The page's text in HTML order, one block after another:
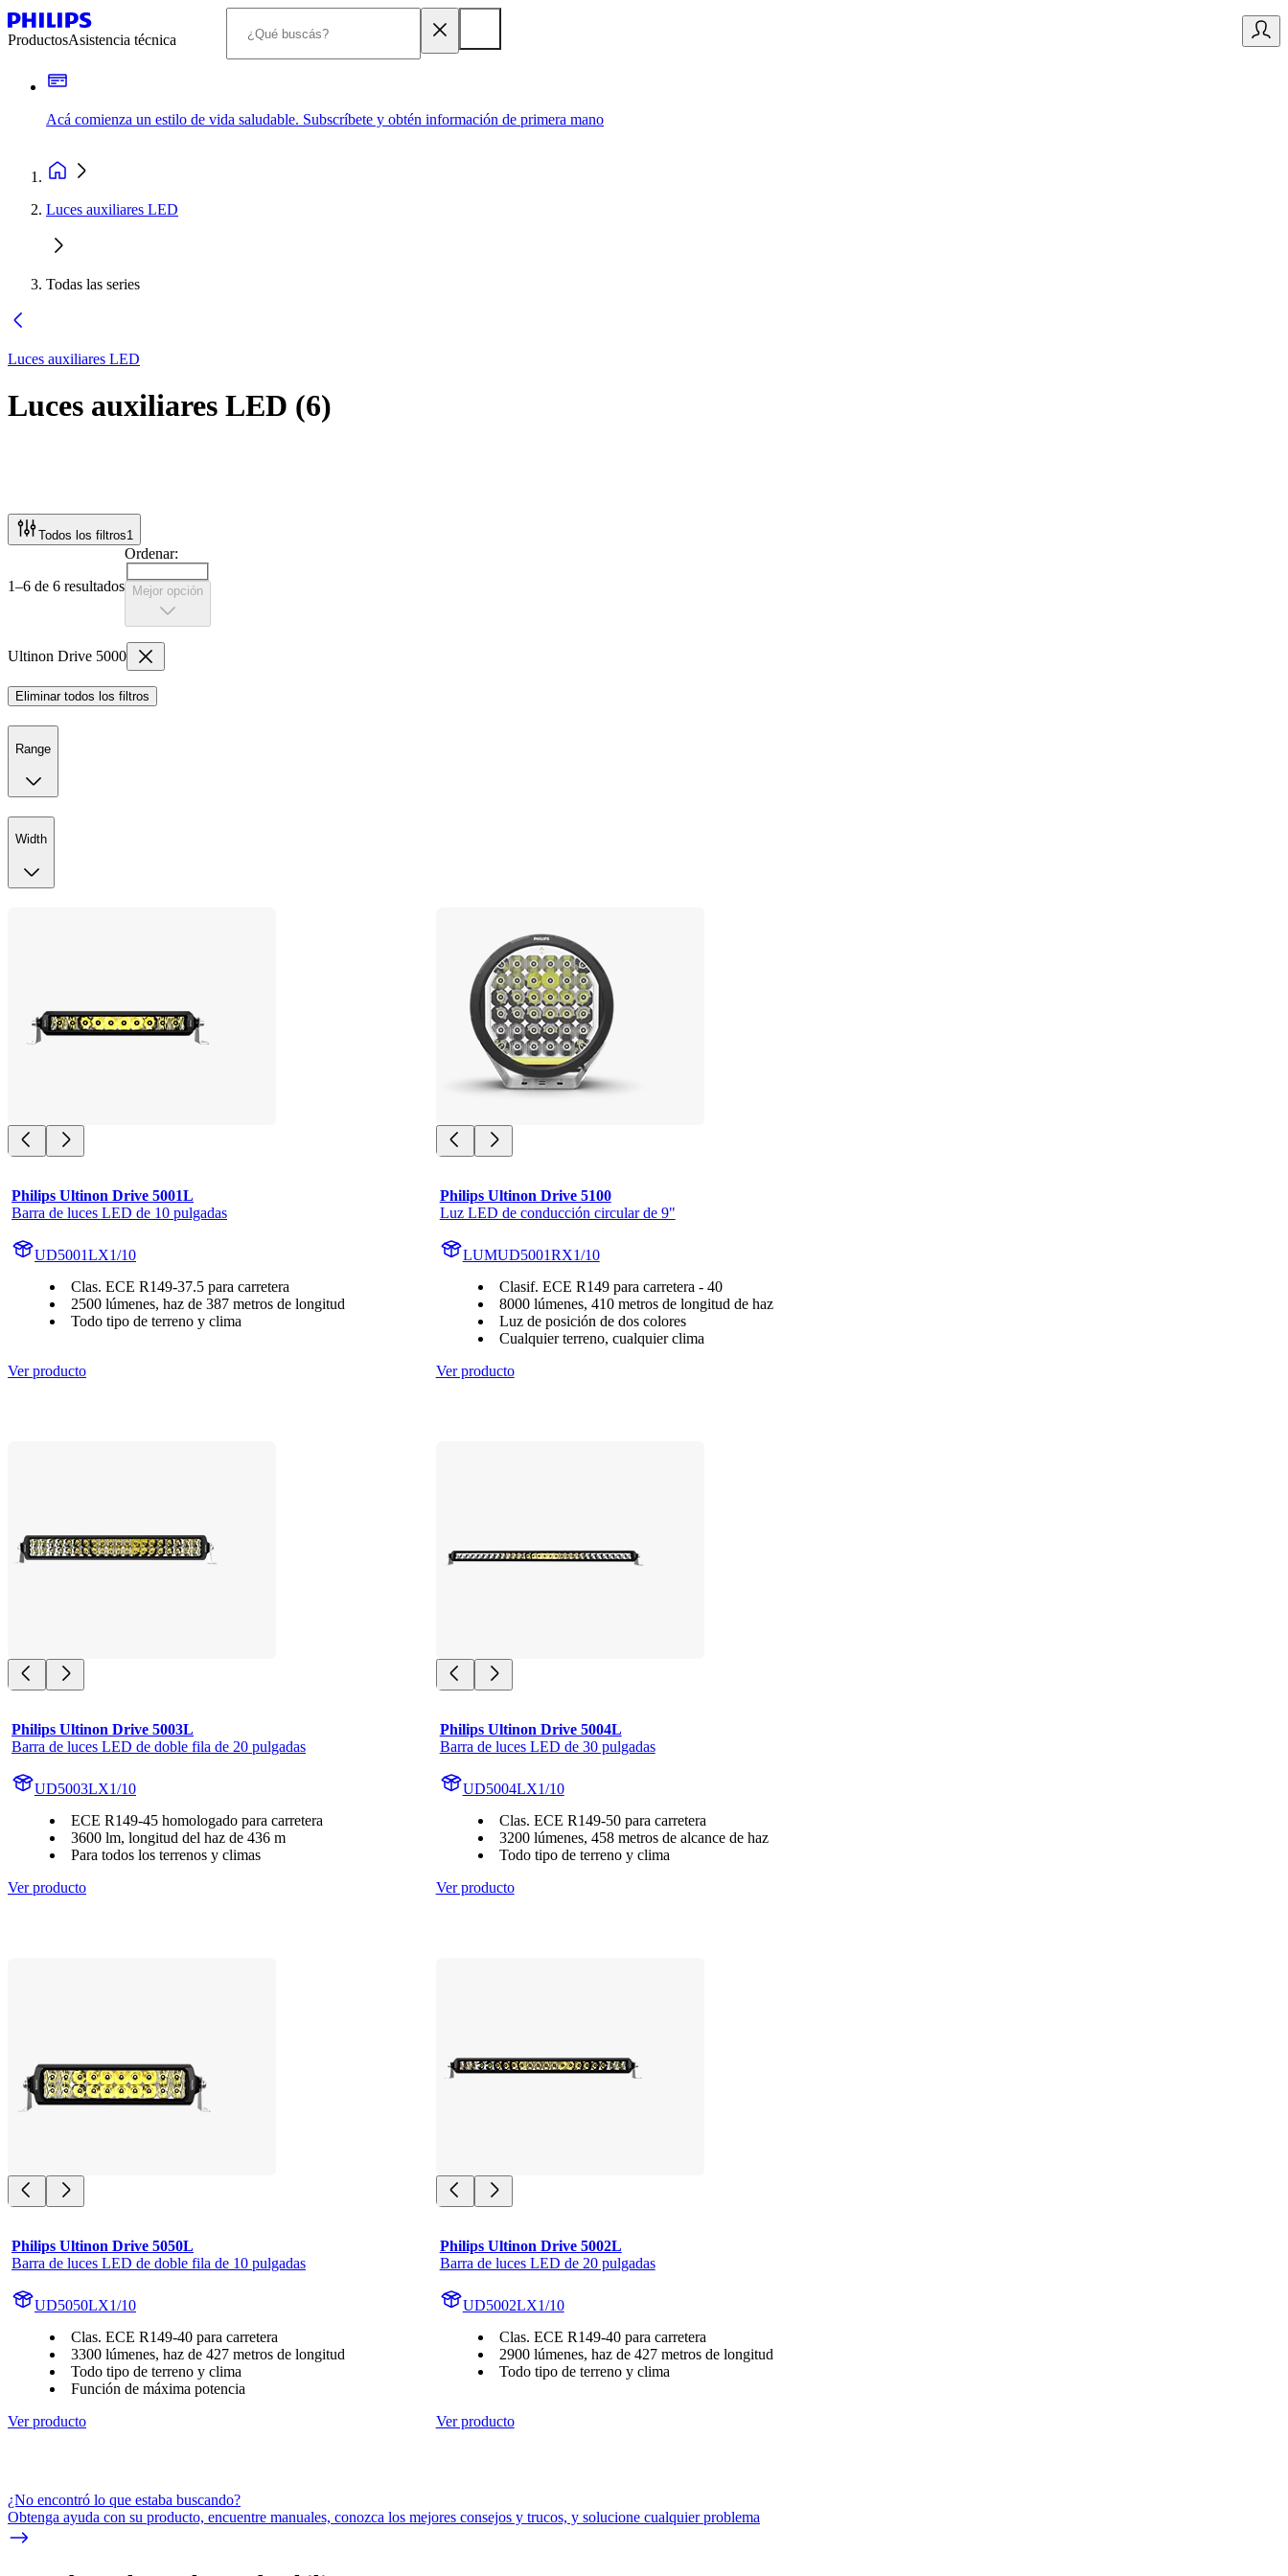
ProductosAsistencia técnica
Acá comienza un estilo de vida saludable. Subscríbete y obtén información de primera mano
Luces auxiliares LED
Todas las series
Luces auxiliares LED
Luces auxiliares LED (6)
Todos los filtros1
1–6 de 6 resultados
Ordenar:
Mejor opción
Ultinon Drive 5000
Eliminar todos los filtros
Range
Width
Philips Ultinon Drive 5001L
Barra de luces LED de 10 pulgadas
UD5001LX1/10
Clas. ECE R149-37.5 para carretera
2500 lúmenes, haz de 387 metros de longitud
Todo tipo de terreno y clima
Ver producto
Philips Ultinon Drive 5100
Luz LED de conducción circular de 9"
LUMUD5001RX1/10
Clasif. ECE R149 para carretera - 40
8000 lúmenes, 410 metros de longitud de haz
Luz de posición de dos colores
Cualquier terreno, cualquier clima
Ver producto
Philips Ultinon Drive 5003L
Barra de luces LED de doble fila de 20 pulgadas
UD5003LX1/10
ECE R149-45 homologado para carretera
3600 lm, longitud del haz de 436 m
Para todos los terrenos y climas
Ver producto
Philips Ultinon Drive 5004L
Barra de luces LED de 30 pulgadas
UD5004LX1/10
Clas. ECE R149-50 para carretera
3200 lúmenes, 458 metros de alcance de haz
Todo tipo de terreno y clima
Ver producto
Philips Ultinon Drive 5050L
Barra de luces LED de doble fila de 10 pulgadas
UD5050LX1/10
Clas. ECE R149-40 para carretera
3300 lúmenes, haz de 427 metros de longitud
Todo tipo de terreno y clima
Función de máxima potencia
Ver producto
Philips Ultinon Drive 5002L
Barra de luces LED de 20 pulgadas
UD5002LX1/10
Clas. ECE R149-40 para carretera
2900 lúmenes, haz de 427 metros de longitud
Todo tipo de terreno y clima
Ver producto
¿No encontró lo que estaba buscando?
Obtenga ayuda con su producto, encuentre manuales, conozca los mejores consejos y trucos, y solucione cualquier problema